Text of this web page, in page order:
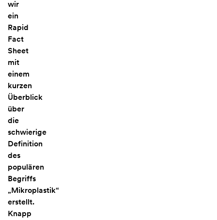
wir
ein
Rapid
Fact
Sheet
mit
einem
kurzen
Überblick
über
die
schwierige
Definition
des
populären
Begriffs
„Mikroplastik“
erstellt.
Knapp